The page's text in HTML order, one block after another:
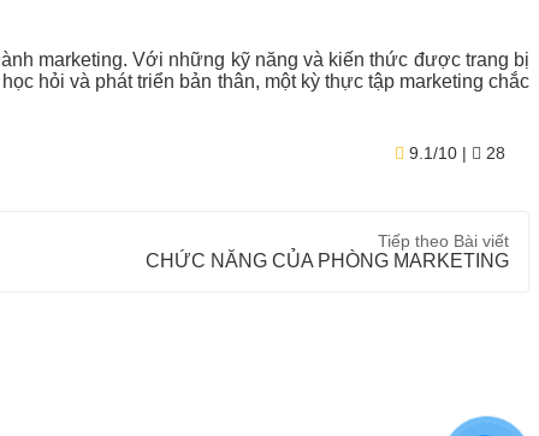
marketing. Với những kỹ năng và kiến thức được trang bị
hỏi và phát triển bản thân, một kỳ thực tập marketing chắc
9.1/10 | ★ 28
Tiếp theo Bài viết
CHỨC NĂNG CỦA PHÒNG MARKETING